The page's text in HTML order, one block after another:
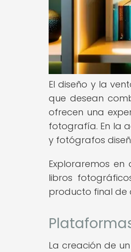
El diseño y la
que desean
ofrecen una
fotografía. En la
y fotógrafos
Exploraremos
libros
producto final de
La creación de